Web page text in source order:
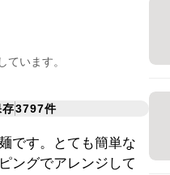
います。
3797件
です。とても簡単な
ングでアレンジして